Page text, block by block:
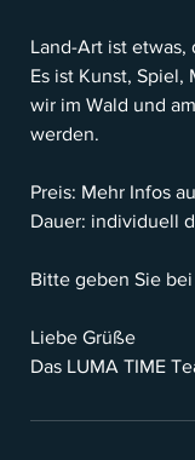
Land-Art ist etwas,
Es ist Kunst,
wir im Wald und
werden.
Preis: Mehr Infos
Dauer: individuell
Bitte geben Sie
Liebe Grüße